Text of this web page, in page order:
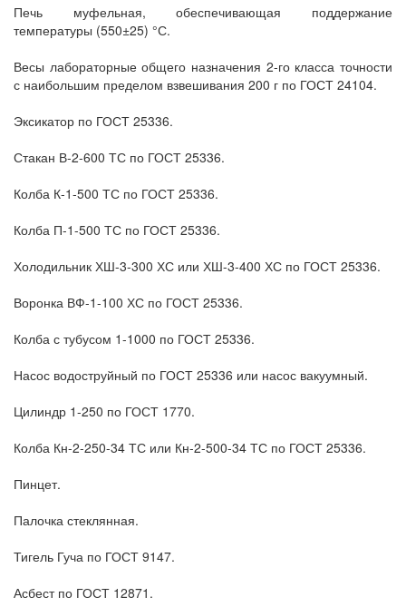
Печь муфельная, обеспечивающая поддержание
температуры (550±25) °С.
Весы лабораторные общего назначения 2-го класса точности
с наибольшим пределом взвешивания 200 г по ГОСТ 24104.
Эксикатор по ГОСТ 25336.
Стакан В-2-600 ТС по ГОСТ 25336.
Колба К-1-500 ТС по ГОСТ 25336.
Колба П-1-500 ТС по ГОСТ 25336.
Холодильник ХШ-3-300 ХС или ХШ-3-400 ХС по ГОСТ 25336.
Воронка ВФ-1-100 ХС по ГОСТ 25336.
Колба с тубусом 1-1000 по ГОСТ 25336.
Насос водоструйный по ГОСТ 25336 или насос вакуумный.
Цилиндр 1-250 по ГОСТ 1770.
Колба Кн-2-250-34 ТС или Кн-2-500-34 ТС по ГОСТ 25336.
Пинцет.
Палочка стеклянная.
Тигель Гуча по ГОСТ 9147.
Асбест по ГОСТ 12871.